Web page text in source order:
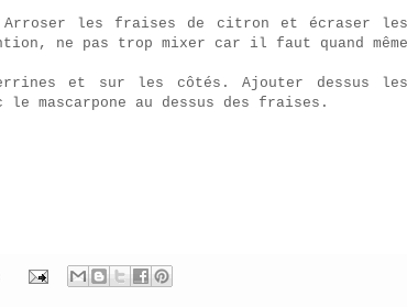
les fraises de citron et écraser les
ne pas trop mixer car il faut quand même
et sur les côtés. Ajouter dessus les
mascarpone au dessus des fraises.